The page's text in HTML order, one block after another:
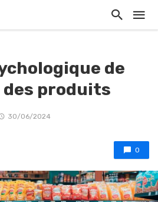
de
des produits
30/06/2024
0